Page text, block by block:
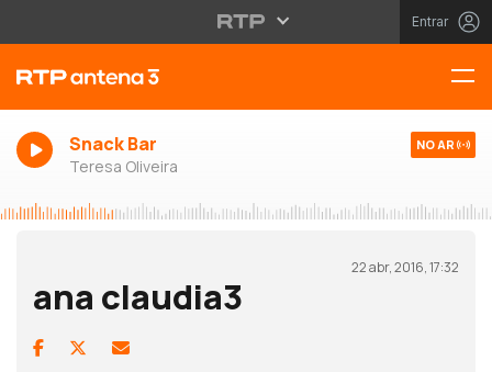
Entrar
Snack Bar
Teresa Oliveira
NO AR
22 abr, 2016, 17:32
ana claudia3